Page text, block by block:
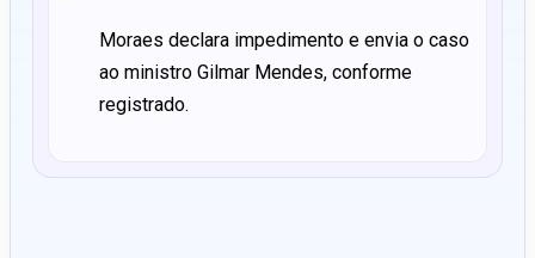
Moraes declara impedimento e envia o caso
ao ministro Gilmar Mendes, conforme
registrado.